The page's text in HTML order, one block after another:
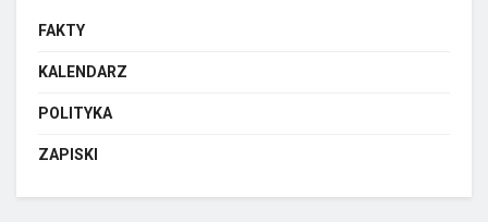
FAKTY
KALENDARZ
POLITYKA
ZAPISKI